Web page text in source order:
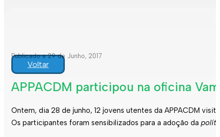
Publicado a 29 de Junho, 2017
Voltar
APPACDM participou na oficina
Ontem, dia 28 de junho, 12 jovens utentes da APPACDM
Os participantes foram sensibilizados para a adoção da